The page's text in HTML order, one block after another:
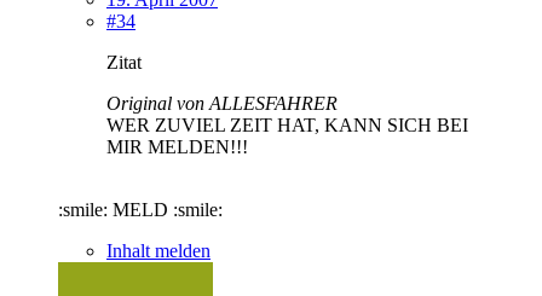
#34
Zitat
Original von ALLESFAHRER
WER ZUVIEL ZEIT HAT, KANN SICH BEI
MIR MELDEN!!!
:smile: MELD :smile:
Inhalt melden